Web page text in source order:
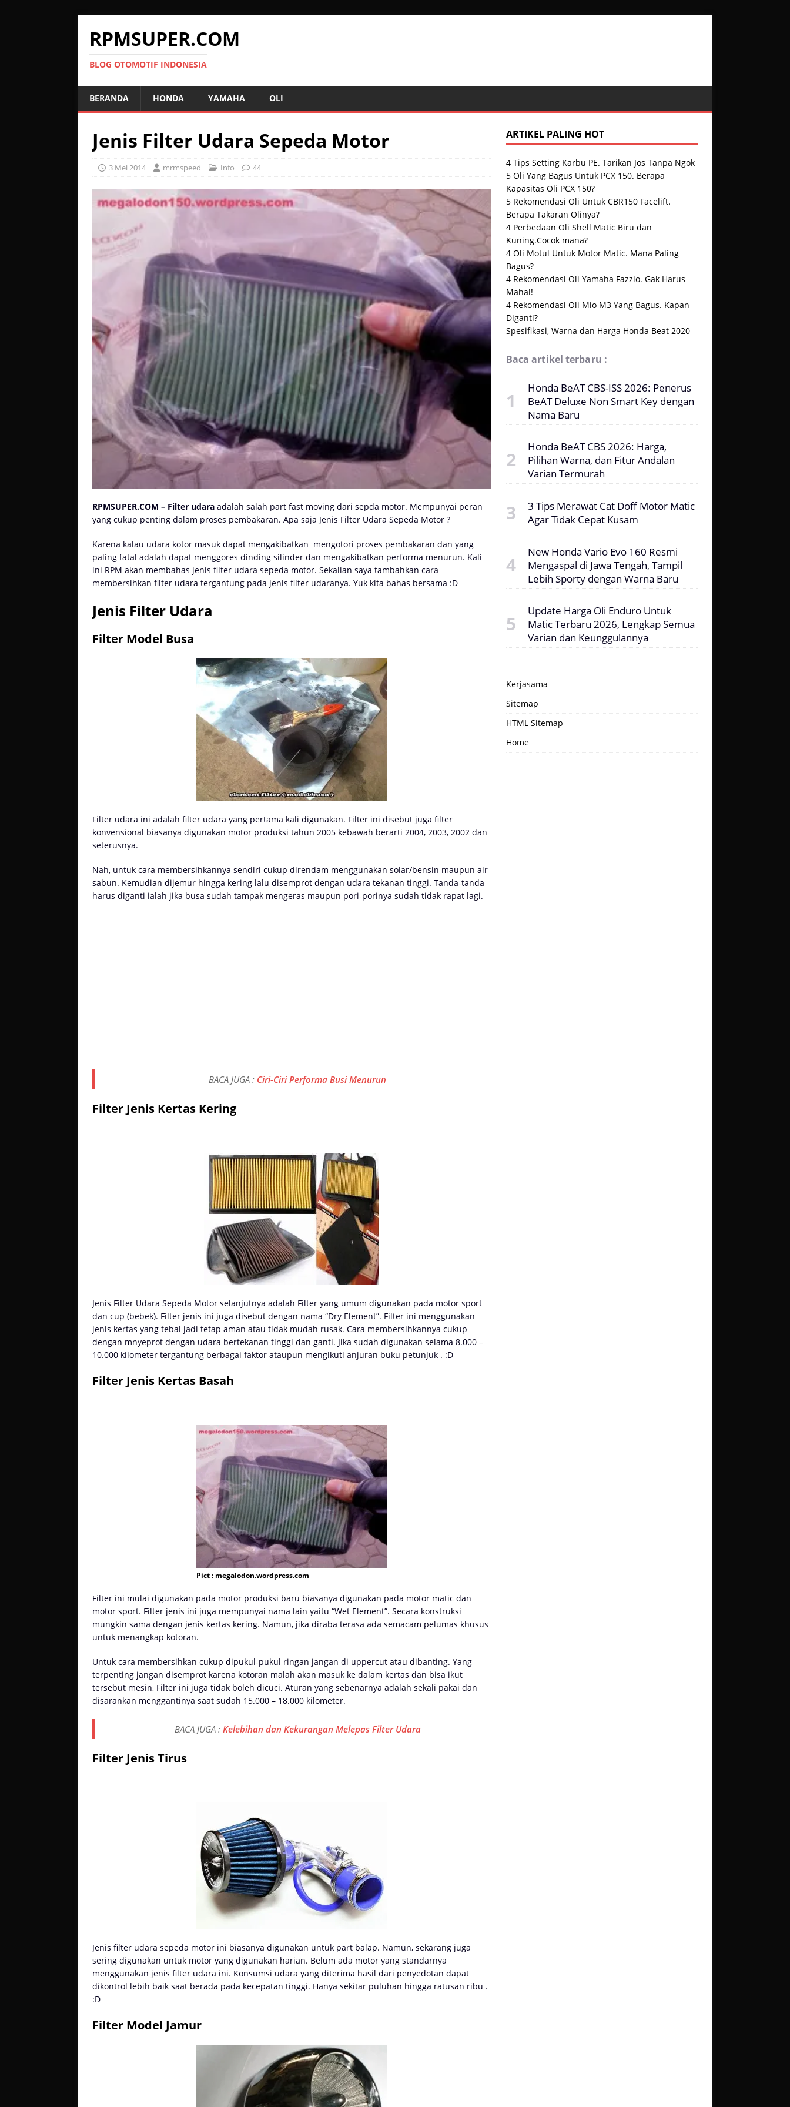
RPMSUPER.COM
BLOG OTOMOTIF INDONESIA
BERANDA HONDA YAMAHA OLI
Jenis Filter Udara Sepeda Motor
3 Mei 2014 mrmspeed Info 44
RPMSUPER.COM – Filter udara adalah salah part fast moving dari sepda motor. Mempunyai peran
yang cukup penting dalam proses pembakaran. Apa saja Jenis Filter Udara Sepeda Motor ?
Karena kalau udara kotor masuk dapat mengakibatkan mengotori proses pembakaran dan yang
paling fatal adalah dapat menggores dinding silinder dan mengakibatkan performa menurun. Kali
ini RPM akan membahas jenis filter udara sepeda motor. Sekalian saya tambahkan cara
membersihkan filter udara tergantung pada jenis filter udaranya. Yuk kita bahas bersama :D
Jenis Filter Udara
Filter Model Busa
Filter udara ini adalah filter udara yang pertama kali digunakan. Filter ini disebut juga filter
konvensional biasanya digunakan motor produksi tahun 2005 kebawah berarti 2004, 2003, 2002 dan
seterusnya.
Nah, untuk cara membersihkannya sendiri cukup direndam menggunakan solar/bensin maupun air
sabun. Kemudian dijemur hingga kering lalu disemprot dengan udara tekanan tinggi. Tanda-tanda
harus diganti ialah jika busa sudah tampak mengeras maupun pori-porinya sudah tidak rapat lagi.
BACA JUGA : Ciri-Ciri Performa Busi Menurun
Filter Jenis Kertas Kering
Jenis Filter Udara Sepeda Motor selanjutnya adalah Filter yang umum digunakan pada motor sport
dan cup (bebek). Filter jenis ini juga disebut dengan nama “Dry Element”. Filter ini menggunakan
jenis kertas yang tebal jadi tetap aman atau tidak mudah rusak. Cara membersihkannya cukup
dengan mnyeprot dengan udara bertekanan tinggi dan ganti. Jika sudah digunakan selama 8.000 –
10.000 kilometer tergantung berbagai faktor ataupun mengikuti anjuran buku petunjuk . :D
Filter Jenis Kertas Basah
Pict : megalodon.wordpress.com
Filter ini mulai digunakan pada motor produksi baru biasanya digunakan pada motor matic dan
motor sport. Filter jenis ini juga mempunyai nama lain yaitu “Wet Element”. Secara konstruksi
mungkin sama dengan jenis kertas kering. Namun, jika diraba terasa ada semacam pelumas khusus
untuk menangkap kotoran.
Untuk cara membersihkan cukup dipukul-pukul ringan jangan di uppercut atau dibanting. Yang
terpenting jangan disemprot karena kotoran malah akan masuk ke dalam kertas dan bisa ikut
tersebut mesin, Filter ini juga tidak boleh dicuci. Aturan yang sebenarnya adalah sekali pakai dan
disarankan menggantinya saat sudah 15.000 – 18.000 kilometer.
BACA JUGA : Kelebihan dan Kekurangan Melepas Filter Udara
Filter Jenis Tirus
Jenis filter udara sepeda motor ini biasanya digunakan untuk part balap. Namun, sekarang juga
sering digunakan untuk motor yang digunakan harian. Belum ada motor yang standarnya
menggunakan jenis filter udara ini. Konsumsi udara yang diterima hasil dari penyedotan dapat
dikontrol lebih baik saat berada pada kecepatan tinggi. Hanya sekitar puluhan hingga ratusan ribu .
:D
Filter Model Jamur
ARTIKEL PALING HOT
4 Tips Setting Karbu PE. Tarikan Jos Tanpa Ngok
5 Oli Yang Bagus Untuk PCX 150. Berapa
Kapasitas Oli PCX 150?
5 Rekomendasi Oli Untuk CBR150 Facelift.
Berapa Takaran Olinya?
4 Perbedaan Oli Shell Matic Biru dan
Kuning.Cocok mana?
4 Oli Motul Untuk Motor Matic. Mana Paling
Bagus?
4 Rekomendasi Oli Yamaha Fazzio. Gak Harus
Mahal!
4 Rekomendasi Oli Mio M3 Yang Bagus. Kapan
Diganti?
Spesifikasi, Warna dan Harga Honda Beat 2020
Baca artikel terbaru :
Honda BeAT CBS-ISS 2026: Penerus
BeAT Deluxe Non Smart Key dengan
Nama Baru
Honda BeAT CBS 2026: Harga,
Pilihan Warna, dan Fitur Andalan
Varian Termurah
3 Tips Merawat Cat Doff Motor Matic
Agar Tidak Cepat Kusam
New Honda Vario Evo 160 Resmi
Mengaspal di Jawa Tengah, Tampil
Lebih Sporty dengan Warna Baru
Update Harga Oli Enduro Untuk
Matic Terbaru 2026, Lengkap Semua
Varian dan Keunggulannya
Kerjasama
Sitemap
HTML Sitemap
Home